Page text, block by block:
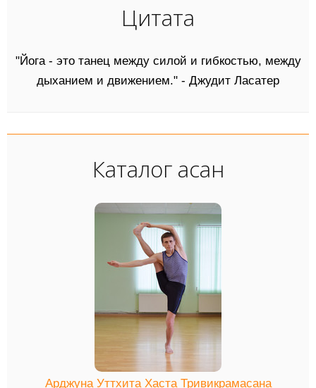
Цитата
"Йога - это танец между силой и гибкостью, между
дыханием и движением." - Джудит Ласатер
Каталог асан
Арджуна Уттхита Хаста Тривикрамасана